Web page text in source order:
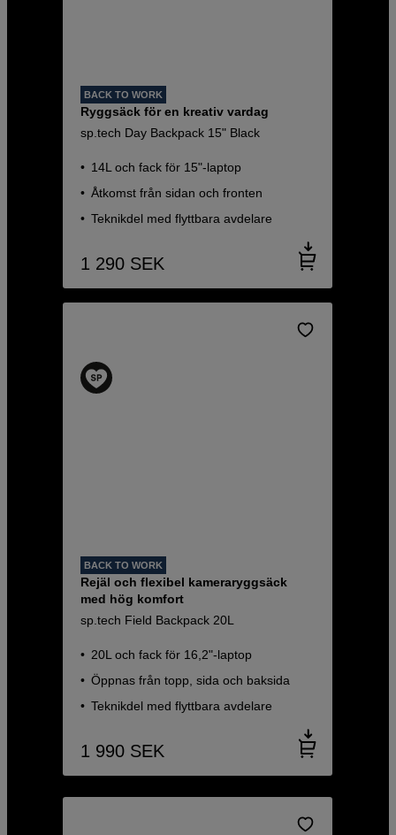
BACK TO WORK
Ryggsäck för en kreativ vardag
sp.tech Day Backpack 15" Black
14L och fack för 15"-laptop
Åtkomst från sidan och fronten
Teknikdel med flyttbara avdelare
1 290 SEK
BACK TO WORK
Rejäl och flexibel kameraryggsäck
med hög komfort
sp.tech Field Backpack 20L
20L och fack för 16,2"-laptop
Öppnas från topp, sida och baksida
Teknikdel med flyttbara avdelare
1 990 SEK